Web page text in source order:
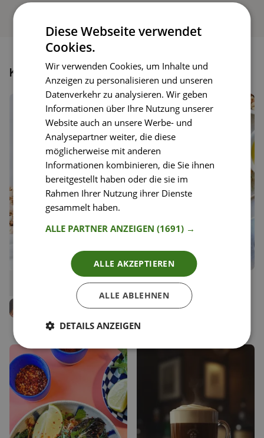
Könnte dir auch gefallen
Speichern
Veganes Bananenbrot
Kerstin Ransauer
37
Speichern
Tomaten Tarte
Carina Geppert
Diese Webseite verwendet
Cookies.
Wir verwenden Cookies, um Inhalte und
Anzeigen zu personalisieren und unseren
Datenverkehr zu analysieren. Wir geben
Informationen über Ihre Nutzung unserer
Website auch an unsere Werbe- und
Analysepartner weiter, die diese
möglicherweise mit anderen
Informationen kombinieren, die Sie ihnen
bereitgestellt haben oder die sie im
Rahmen Ihrer Nutzung ihrer Dienste
gesammelt haben.
ALLE PARTNER ANZEIGEN(1691) →
ALLE AKZEPTIEREN
ALLE ABLEHNEN
DETAILS ANZEIGEN